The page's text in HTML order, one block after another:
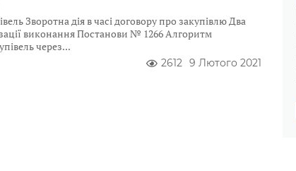
Зворотна дія в часі договору про закупівлю Два
виконання Постанови № 1266 Алгоритм
через
2612 9 Лютого 2021